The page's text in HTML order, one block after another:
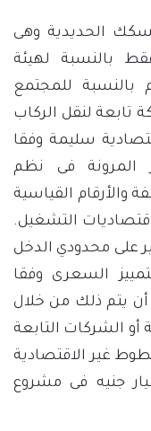
الحديدية وهى
بالنسبة لهيئة
بالنسبة للمجتمع
تابعة لنقل الركاب
سليمة وفقا
المرونة فى نظم
والأرقام القياسية
التشغيل.
على محدودي الدخل
السعرى وفقا
أن يتم ذلك من خلال
أو الشركات التابعة
غير الاقتصادية
والمقدر بنحو 5.2 مليار جنيه فى مشروع